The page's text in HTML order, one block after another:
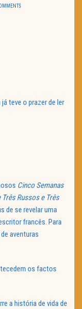
já teve o prazer de ler
Cinco Semanas
Russos e Três
de se revelar uma
francês. Para
aventuras
os factos
a história de vida de